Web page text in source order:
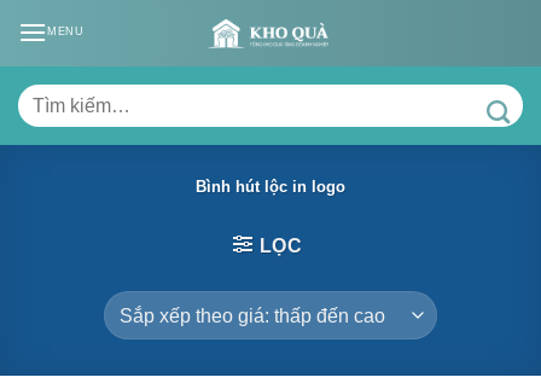
MENU
Tìm
kiếm:
Bình hút lộc in logo
LỌC